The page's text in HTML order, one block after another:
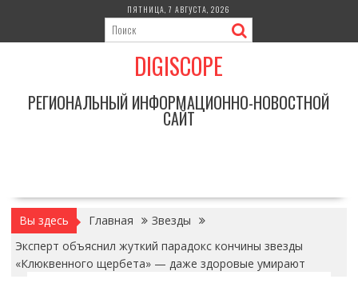
содержимому
ПЯТНИЦА, 7 АВГУСТА, 2026
DIGISCOPE
РЕГИОНАЛЬНЫЙ ИНФОРМАЦИОННО-НОВОСТНОЙ
САЙТ
Вы здесь Главная
Звезды
Эксперт объяснил жуткий парадокс кончины звезды
«Клюквенного щербета» — даже здоровые умирают